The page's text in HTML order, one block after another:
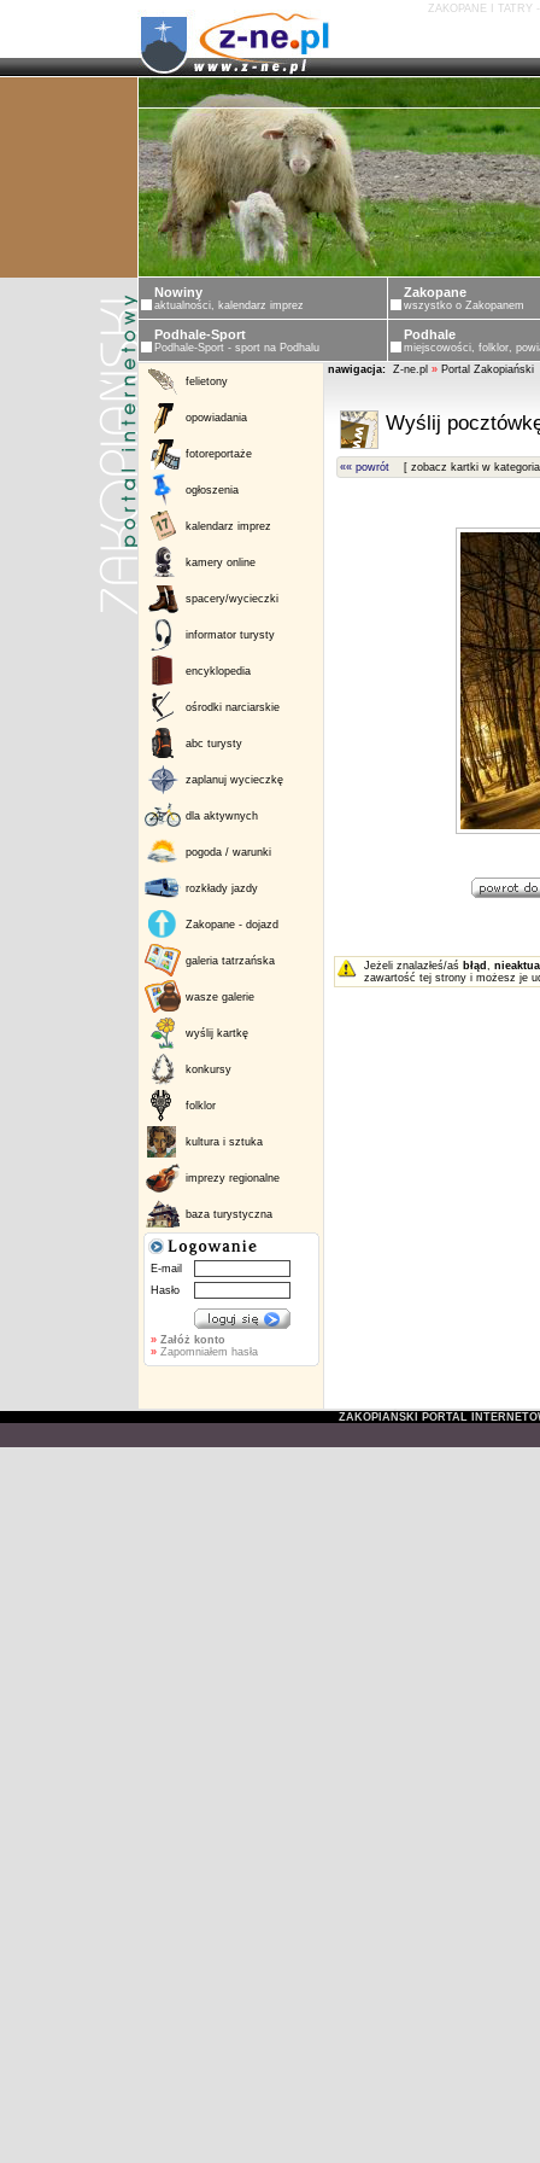
ZAKOPANE I TATRY
Nowiny
aktualności, kalendarz imprez
Zakopane
wszystko o Zakopanem
Podhale-Sport
Podhale-Sport - sport na Podhalu
Podhale
miejscowości, folklor,
felietony
opowiadania
fotoreportaże
ogłoszenia
kalendarz imprez
kamery online
spacery/wycieczki
informator turysty
encyklopedia
ośrodki narciarskie
abc turysty
zaplanuj wycieczkę
dla aktywnych
pogoda / warunki
rozkłady jazdy
Zakopane - dojazd
galeria tatrzańska
wasze galerie
wyślij kartkę
konkursy
folklor
kultura i sztuka
imprezy regionalne
baza turystyczna
E-mail
Hasło
» Załóż konto
»Zapomniałem hasła
nawigacja: Z-ne.pl » Portal Zakopiański
Wyślij
«« powrót [ zobacz kartki w
Jeżeli znalazłeś/aś błąd ,
zawartość tej strony i możesz je
ZAKOPIAŃSKI PORTAL